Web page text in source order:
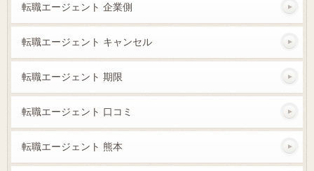
転職エージェント 企業側
転職エージェント キャンセル
転職エージェント 期限
転職エージェント 口コミ
転職エージェント 熊本